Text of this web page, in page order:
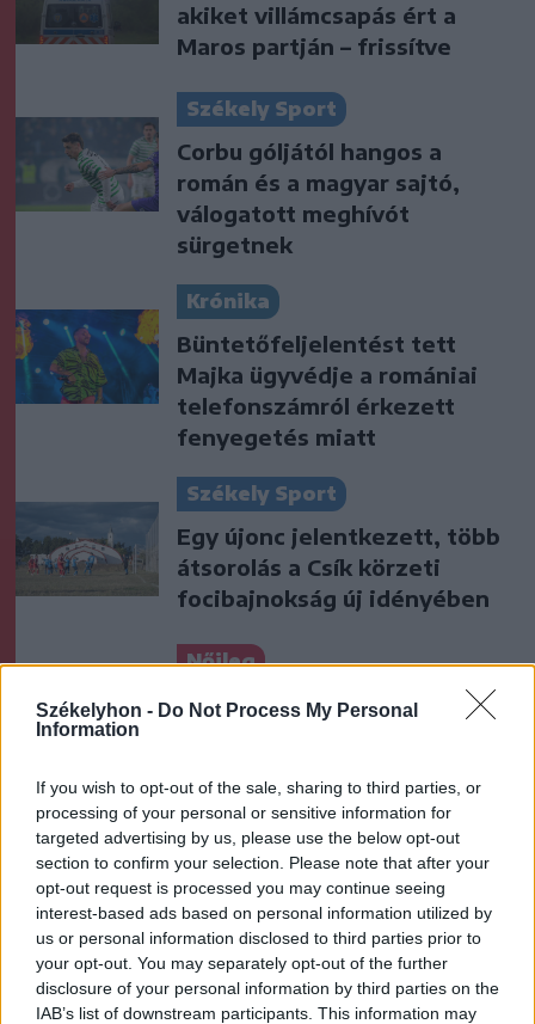
Székelyhon - Do Not Process My Personal
Information
If you wish to opt-out of the sale, sharing to third parties, or
processing of your personal or sensitive information for
targeted advertising by us, please use the below opt-out
section to confirm your selection. Please note that after your
opt-out request is processed you may continue seeing
interest-based ads based on personal information utilized by
us or personal information disclosed to third parties prior to
your opt-out. You may separately opt-out of the further
disclosure of your personal information by third parties on the
IAB’s list of downstream participants. This information may
akiket villámcsapás ért a
Maros partján – frissítve
Székely Sport
Corbu góljától hangos a
román és a magyar sajtó,
válogatott meghívót
sürgetnek
Krónika
Büntetőfeljelentést tett
Majka ügyvédje a romániai
telefonszámról érkezett
fenyegetés miatt
Székely Sport
Egy újonc jelentkezett, több
átsorolás a Csík körzeti
focibajnokság új idényében
Nőileg
Sándor Ella: Na, indíts, s
A rovat további cikkei